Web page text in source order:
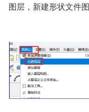
图层，新建形状文件